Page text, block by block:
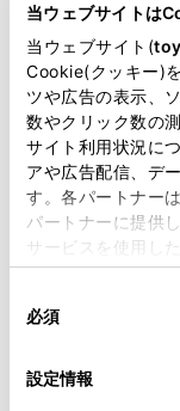
当ウェブサイトは
当ウェブサイト(
Cookie(クッキー)
ツや広告の表示、
数やクリック数の
サイト利用状況に
アや広告配信、デ
す。各パートナー
パートナーに提供
サービスを使用し
使用することがあ
デバイスにすべて
意したことになり
必須
設定情報
G-Station
バリアフリー/多
営業日カレンダ